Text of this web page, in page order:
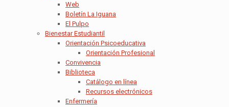
Web
Boletín La Iguana
El Pulpo
Bienestar Estudiantil
Orientación Psicoeducativa
Orientación Profesional
Convivencia
Biblioteca
Catálogo en línea
Recursos electrónicos
Enfermería